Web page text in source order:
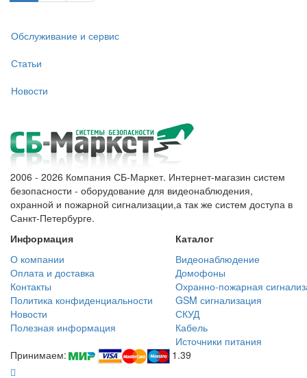
Обслуживание и сервис
Статьи
Новости
2006 - 2026 Компания СБ-Маркет. Интернет-магазин систем
безопасности - оборудование для видеонаблюдения,
охранной и пожарной сигнализации,а так же систем доступа в
Санкт-Петербурге.
Информация
Каталог
О компании
Видеонаблюдение
Оплата и доставка
Домофоны
Контакты
Охранно-пожарная
Политика конфиденциальности
GSM сигнализация
Новости
СКУД
Полезная информация
Кабель
Источники питания
Принимаем:
1.39